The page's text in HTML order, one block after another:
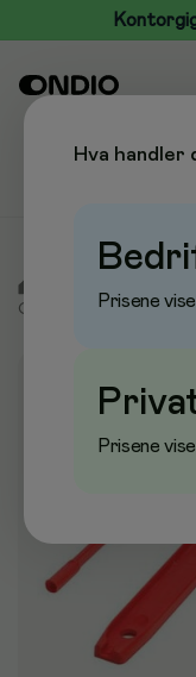
Oppbevaring /
Kampanje
Hva handler
Prisene
Prisene